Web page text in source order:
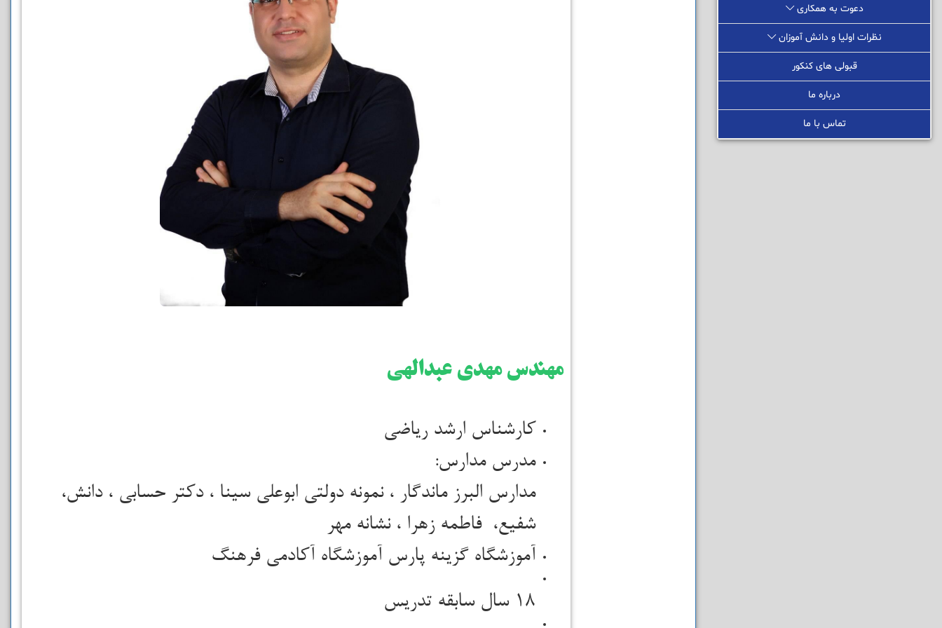
مهندس مهدی عبدالهی
کارشناس ارشد ریاضی
مدرس مدارس:
مدارس البرز ماندگار ،نمونه دولتی ابوعلی سینا ،دکتر حسابی ،دانش،
شفیع،فاطمه زهرا ،نشانه مهر
آموزشگاه گزینه پارس آموزشگاه آکادمی فرهنگ
۱۸ سال سابقه تدریس
دعوت به همکاری
نظرات اولیا و دانش آموزان
قبولی های کنکور
درباره ما
تماس با ما